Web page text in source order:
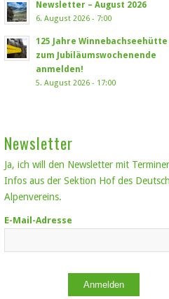
Newsletter – August 2026
6. August 2026 - 7:00
125 Jahre Winnebachseehütte
zum Jubiläumswochenende
anmelden!
5. August 2026 - 17:00
Newsletter
Ja, ich will den Newsletter mit
Infos aus der Sektion Hof des
Alpenvereins.
E-Mail-Adresse
Anmelden